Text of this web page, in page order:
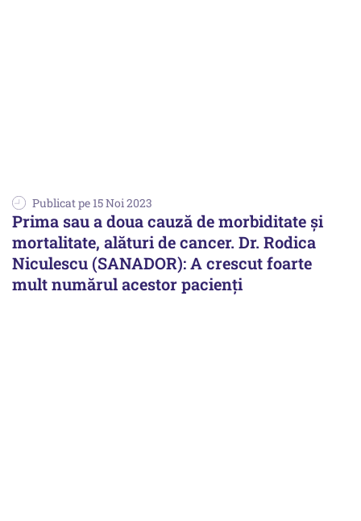
Publicat pe 15 Noi 2023
Prima sau a doua cauză de morbiditate și
mortalitate, alături de cancer. Dr. Rodica
Niculescu (SANADOR): A crescut foarte
mult numărul acestor pacienți